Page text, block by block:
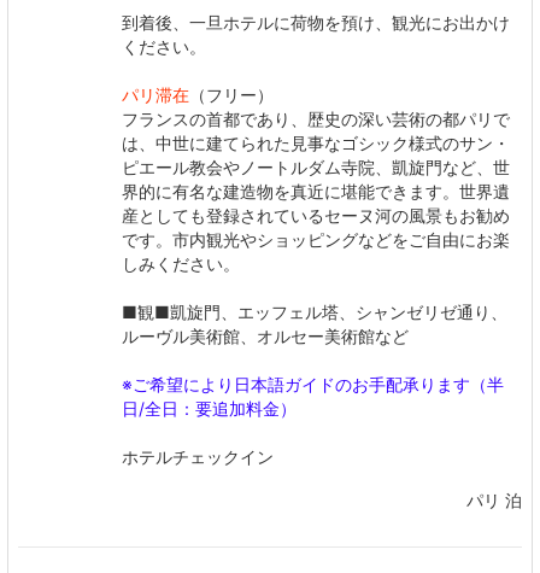
到着後、一旦ホテルに荷物を預け、観光にお出かけ
ください。
パリ滞在 （フリー）
フランスの首都であり、歴史の深い芸術の都パリで
は、中世に建てられた見事なゴシック様式のサン・
ピエール教会やノートルダム寺院、凱旋門など、世
界的に有名な建造物を真近に堪能できます。世界遺
産としても登録されているセーヌ河の風景もお勧め
です。市内観光やショッピングなどをご自由にお楽
しみください。
■観■凱旋門、エッフェル塔、シャンゼリゼ通り、
ルーヴル美術館、オルセー美術館など
※ご希望により日本語ガイドのお手配承ります（半
日/全日：要追加料金）
ホテルチェックイン
パリ 泊